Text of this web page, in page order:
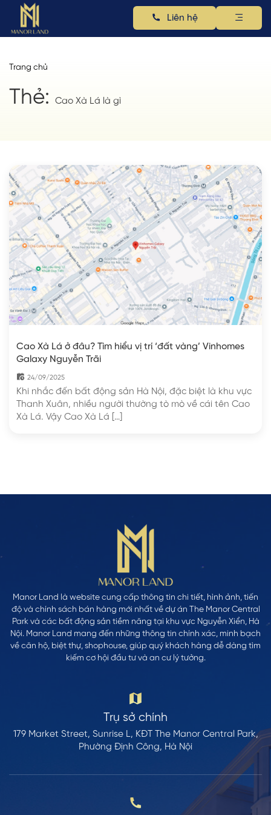
Liên hệ
Trang chủ
Thẻ: Cao Xà Lá là gì
Cao Xà Lá ở đâu? Tìm hiểu vị trí ‘đất vàng’ Vinhomes
Galaxy Nguyễn Trãi
24/09/2025
Khi nhắc đến bất động sản Hà Nội, đặc biệt là khu vực
Thanh Xuân, nhiều người thường tò mò về cái tên Cao
Xà Lá. Vậy Cao Xà Lá […]
Manor Land là website cung cấp thông tin chi tiết, hình ảnh, tiến
độ và chính sách bán hàng mới nhất về dự án The Manor Central
Park và các bất động sản tiềm năng tại khu vực Nguyễn Xiển, Hà
Nội. Manor Land mang đến những thông tin chính xác, minh bạch
về căn hộ, biệt thự, shophouse, giúp quý khách hàng dễ dàng tìm
kiếm cơ hội đầu tư và an cư lý tưởng.
Trụ sở chính
179 Market Street, Sunrise L, KĐT The Manor Central Park,
Phường Định Công, Hà Nội